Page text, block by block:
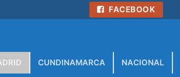
FACEBOOK
CUNDINAMARCA NACIONAL